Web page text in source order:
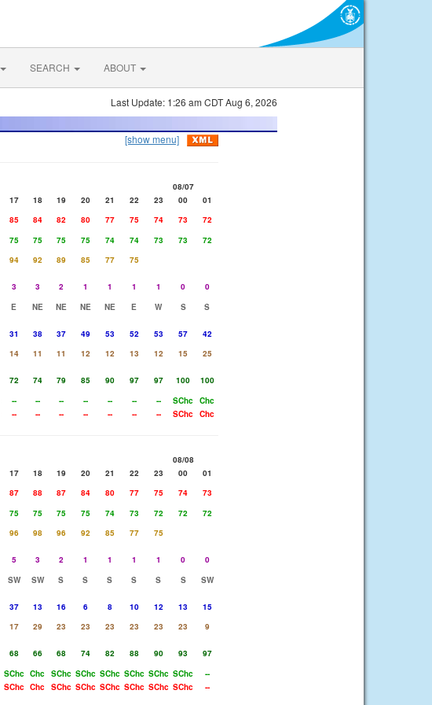
SEARCH ABOUT
Last Update: 1:26 am CDT Aug 6, 2026
[show menu]
08/07
17 18 19 20 21 22 23 00
01
85 84 82 80 77 75 74 73
72
75 75 75 75 74 74 73 73
72
94 92 89 85 77
75
3 3 2 1 1 1 1 0
0
E NE NE NE NE E W S
S
31 38 37 49 53 52 53 57
42
14 11 11 12 12 13 12 15
25
72 74 79 85 90 97 97 100
100
-- -- -- -- -- -- -- SChc
Chc
-- -- -- -- -- -- -- SChc Chc
08/08
17 18 19 20 21 22 23 00
01
87 88 87 84 80 77 75 74
73
75 75 75 75 74 73 72 72
72
96 98 96 92 85 77
75
5 3 2 1 1 1 1 0
0
SW SW S S S S S S
SW
37 13 16 6 8 10 12 13
15
17 29 23 23 23 23 23 23
9
68 66 68 74 82 88 90 93
97
SChc Chc SChc SChc SChc SChc SChc SChc
--
SChc Chc SChc SChc SChc SChc SChc SChc --